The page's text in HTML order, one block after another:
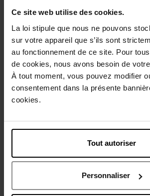
Ce site web utilise des cookies.
La loi stipule que nous ne pouvons
sur votre appareil que s’ils sont
au fonctionnement de ce site. Pour
de cookies, nous avons besoin de
À tout moment, vous pouvez modifier
consentement dans la présente
cookies.
Tout autoriser
Personnaliser
Gratis levering bij aankoop van
Gratis retour in je winkelpunt
Gratis verpakking
Beschrijving
Karakteristieken
Beleid inzake